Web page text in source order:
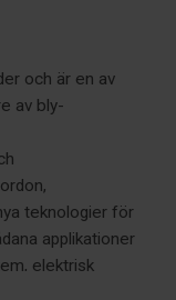
och är en av
av bly-
teknologier för
applikationer
elektrisk
avbrottsfria